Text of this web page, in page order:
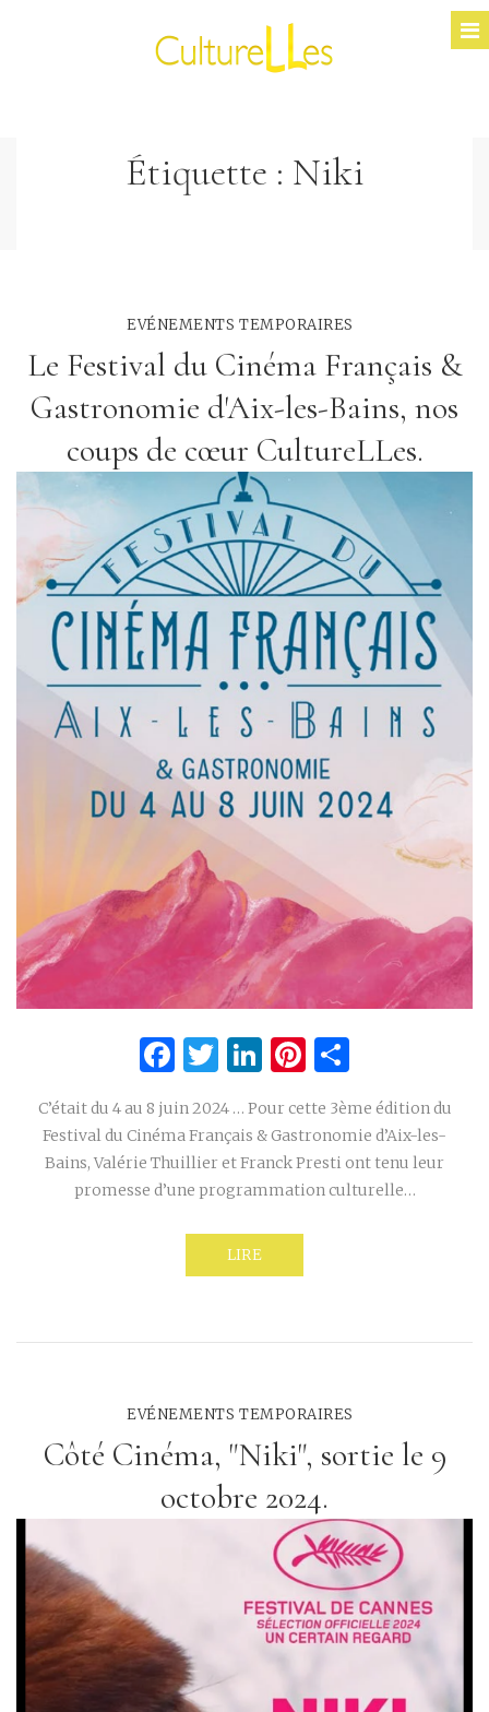
Étiquette : Niki
EVÉNEMENTS TEMPORAIRES
Le Festival du Cinéma Français &
Gastronomie d'Aix-les-Bains, nos
coups de cœur CultureLLes.
Facebook
Twitter
LinkedIn
Pinterest
C’était du 4 au 8 juin 2024 … Pour cette 3ème édition du
Festival du Cinéma Français & Gastronomie d’Aix-les-
Bains, Valérie Thuillier et Franck Presti ont tenu leur
promesse d’une programmation culturelle…
LIRE
EVÉNEMENTS TEMPORAIRES
Côté Cinéma, "Niki", sortie le 9
octobre 2024.